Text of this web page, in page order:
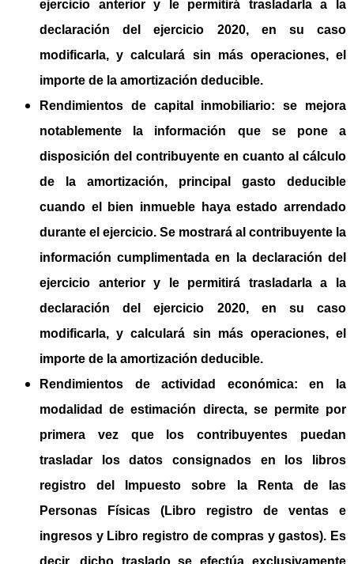
ejercicio anterior y le permitirá trasladarla a la
declaración del ejercicio 2020, en su caso
modificarla, y calculará sin más operaciones, el
importe de la amortización deducible.
Rendimientos de capital inmobiliario: se mejora
notablemente la información que se pone a
disposición del contribuyente en cuanto al cálculo
de la amortización, principal gasto deducible
cuando el bien inmueble haya estado arrendado
durante el ejercicio. Se mostrará al contribuyente la
información cumplimentada en la declaración del
ejercicio anterior y le permitirá trasladarla a la
declaración del ejercicio 2020, en su caso
modificarla, y calculará sin más operaciones, el
importe de la amortización deducible.
Rendimientos de actividad económica: en la
modalidad de estimación directa, se permite por
primera vez que los contribuyentes puedan
trasladar los datos consignados en los libros
registro del Impuesto sobre la Renta de las
Personas Físicas (Libro registro de ventas e
ingresos y Libro registro de compras y gastos). Es
decir, dicho traslado se efectúa exclusivamente